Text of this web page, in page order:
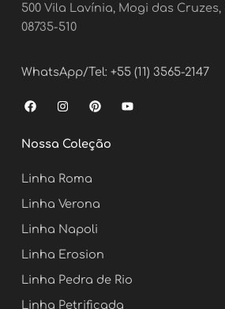
500 Vila Lavínia, Mogi das Cruzes,
08735-510
WhatsApp/Tel: +55 (11) 3565-2147
F
a
e
b
o
k
I
n
t
a
r
a
m
P
i
t
e
Y
o
Nossa Coleção
Linha Roma
Linha Verona
Linha Napoli
Linha Erosion
Linha Pedra de Rio
Linha Petrificada